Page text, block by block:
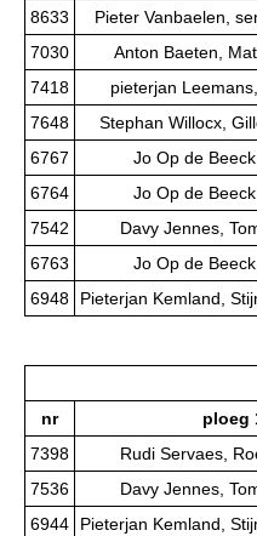
8633
Pieter Vanbaelen,
7030
Anton Baeten,
7418
pieterjan
7648
Stephan Willocx,
6767
Jo Op de
6764
Jo Op de
7542
Davy Jennes,
6763
Jo Op de
6948
Pieterjan Kemland,
nr
ploeg
7398
Rudi Servaes,
7536
Davy Jennes,
6944
Pieterjan Kemland,